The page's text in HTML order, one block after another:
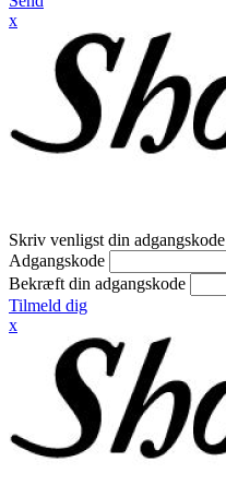
x
Skriv venligst din adgangskode
Adgangskode
Bekræft din adgangskode
Tilmeld dig
x